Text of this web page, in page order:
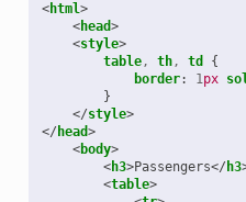
<html>
<head>
<style>
table, th, td
{
border: 1px
}
</style>
</ head>
<body>
<h3>Passengers</ h3
<table>